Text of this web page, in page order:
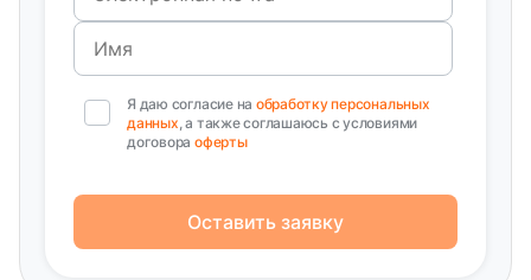
Я даю согласие на обработку персональных
данных, а также соглашаюсь с условиями
договора оферты
Оставить заявку